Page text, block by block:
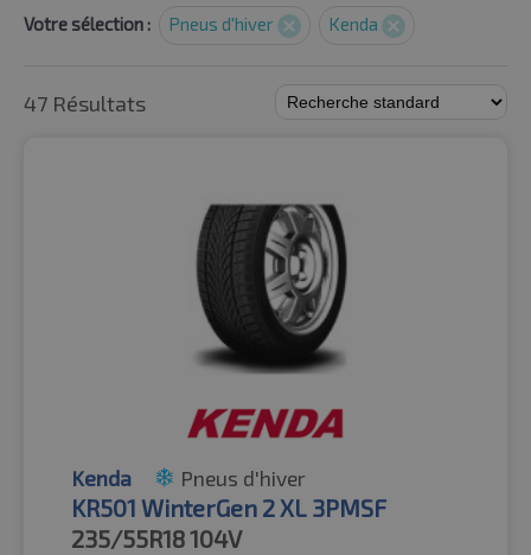
Votre sélection : Pneus d'hiver Kenda
47 Résultats
Kenda Pneus d'hiver
KR501 WinterGen 2 XL 3PMSF
235/55R18104V